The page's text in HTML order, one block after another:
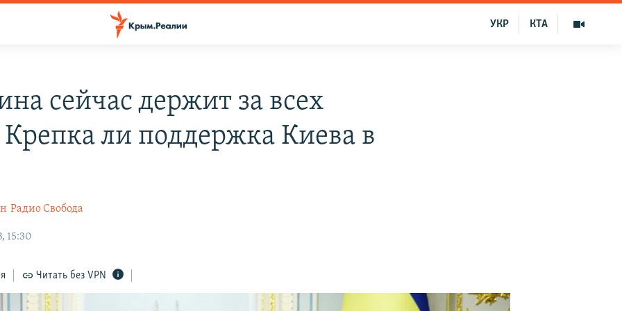
КТА
УКР
сейчас держит за всех
Крепка ли поддержка Киева в
Радио Свобода
15:30
Читать без VPN